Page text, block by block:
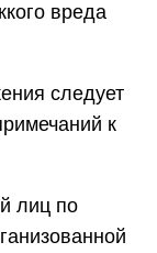
вреда
следует
к
лиц по